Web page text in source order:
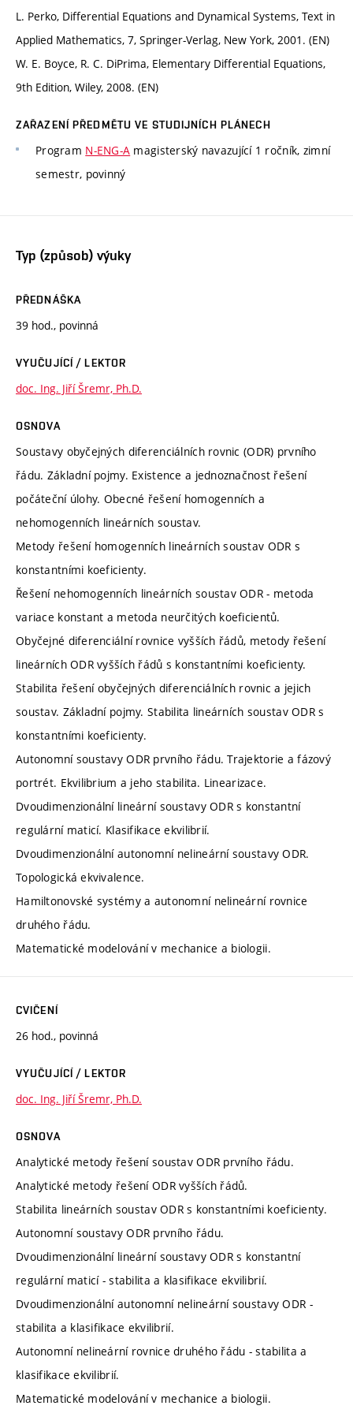
L. Perko, Differential Equations and Dynamical Systems, Text in
Applied Mathematics, 7, Springer-Verlag, New York, 2001. (EN)
W. E. Boyce, R. C. DiPrima, Elementary Differential Equations,
9th Edition, Wiley, 2008. (EN)
ZAŘAZENÍ PŘEDMĚTU VE STUDIJNÍCH PLÁNECH
Program N-ENG-A magisterský navazující 1 ročník, zimní
semestr, povinný
Typ (způsob) výuky
PŘEDNÁŠKA
39 hod., povinná
VYUČUJÍCÍ / LEKTOR
doc. Ing. Jiří Šremr, Ph.D.
OSNOVA
Soustavy obyčejných diferenciálních rovnic (ODR) prvního
řádu. Základní pojmy. Existence a jednoznačnost řešení
počáteční úlohy. Obecné řešení homogenních a
nehomogenních lineárních soustav.
Metody řešení homogenních lineárních soustav ODR s
konstantními koeficienty.
Řešení nehomogenních lineárních soustav ODR - metoda
variace konstant a metoda neurčitých koeficientů.
Obyčejné diferenciální rovnice vyšších řádů, metody řešení
lineárních ODR vyšších řádů s konstantními koeficienty.
Stabilita řešení obyčejných diferenciálních rovnic a jejich
soustav. Základní pojmy. Stabilita lineárních soustav ODR s
konstantními koeficienty.
Autonomní soustavy ODR prvního řádu. Trajektorie a fázový
portrét. Ekvilibrium a jeho stabilita. Linearizace.
Dvoudimenzionální lineární soustavy ODR s konstantní
regulární maticí. Klasifikace ekvilibrií.
Dvoudimenzionální autonomní nelineární soustavy ODR.
Topologická ekvivalence.
Hamiltonovské systémy a autonomní nelineární rovnice
druhého řádu.
Matematické modelování v mechanice a biologii.
CVIČENÍ
26 hod., povinná
VYUČUJÍCÍ / LEKTOR
doc. Ing. Jiří Šremr, Ph.D.
OSNOVA
Analytické metody řešení soustav ODR prvního řádu.
Analytické metody řešení ODR vyšších řádů.
Stabilita lineárních soustav ODR s konstantními koeficienty.
Autonomní soustavy ODR prvního řádu.
Dvoudimenzionální lineární soustavy ODR s konstantní
regulární maticí - stabilita a klasifikace ekvilibrií.
Dvoudimenzionální autonomní nelineární soustavy ODR -
stabilita a klasifikace ekvilibrií.
Autonomní nelineární rovnice druhého řádu - stabilita a
klasifikace ekvilibrií.
Matematické modelování v mechanice a biologii.